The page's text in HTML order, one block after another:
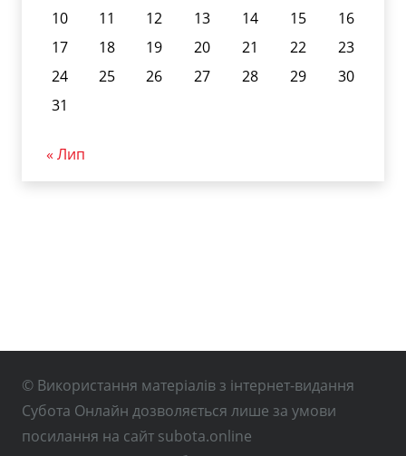
10
11 12 13 14 15
16
17
18 19 20 21 22
23
24
25 26 27 28 29
30
31
« Лип
© Використання матеріалів з інтернет-видання
Субота Онлайн дозволяється лише за умови
посилання на сайт subota.online